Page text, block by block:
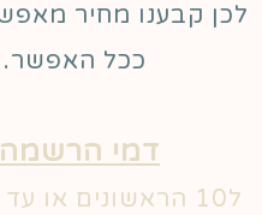
לכן קבענו מחיר
ככל האפשר.
דמי
ל10 הראשונים או עד ה10.1 -